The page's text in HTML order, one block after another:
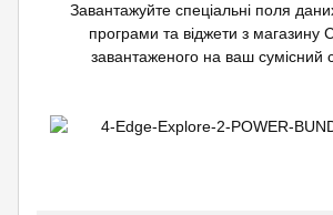
Завантажуйте спеціальні поля
програми та віджети з магазину
завантаженого на ваш сумісний